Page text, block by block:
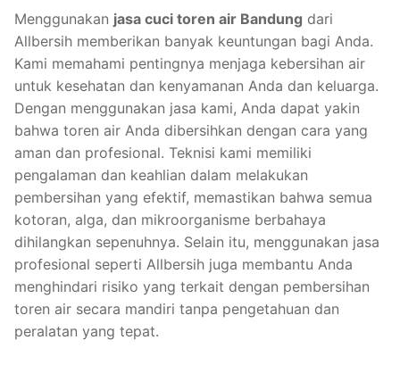
Menggunakan jasa cuci toren air Bandung dari
Allbersih memberikan banyak keuntungan bagi Anda.
Kami memahami pentingnya menjaga kebersihan air
untuk kesehatan dan kenyamanan Anda dan keluarga.
Dengan menggunakan jasa kami, Anda dapat yakin
bahwa toren air Anda dibersihkan dengan cara yang
aman dan profesional. Teknisi kami memiliki
pengalaman dan keahlian dalam melakukan
pembersihan yang efektif, memastikan bahwa semua
kotoran, alga, dan mikroorganisme berbahaya
dihilangkan sepenuhnya. Selain itu, menggunakan jasa
profesional seperti Allbersih juga membantu Anda
menghindari risiko yang terkait dengan pembersihan
toren air secara mandiri tanpa pengetahuan dan
peralatan yang tepat.